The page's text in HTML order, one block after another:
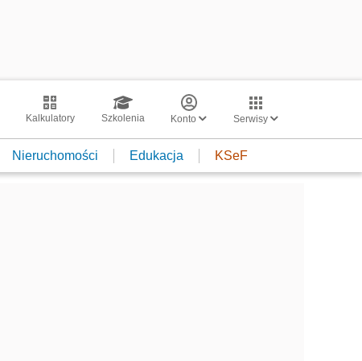
Kalkulatory Szkolenia Konto Serwisy
Nieruchomości Edukacja KSeF